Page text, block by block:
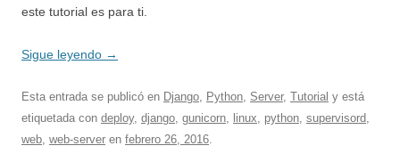
este tutorial es para ti.
Sigue leyendo →
Esta entrada se publicó en Django, Python, Server, Tutorial y está
etiquetada con deploy, django, gunicorn, linux, python, supervisord,
web, web-server en febrero 26, 2016.